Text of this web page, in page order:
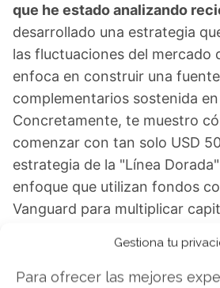
Gestiona tu
Para ofrecer las mejores
que he estado analizando
desarrollado una estrategia
las fluctuaciones del mercado
enfoca en construir una
complementarios sostenida
Concretamente, te muestro
comenzar con tan solo USD
estrategia de la "Línea
enfoque que utilizan fondos
Vanguard para multiplicar
líneas que dominan tu
inversores inteligentes